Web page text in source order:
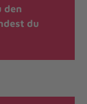
den
du